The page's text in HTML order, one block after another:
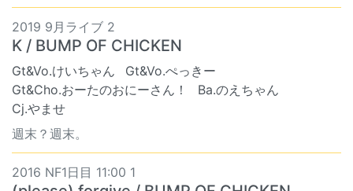
2019 9月ライブ 2
K / BUMP OF CHICKEN
Gt&Vo.けいちゃん
Gt&Vo.ぺっきー
Gt&Cho.おーたのおにーさん！
Ba.のえちゃん
Cj.やませ
週末？週末。
2016 NF1日目 11:00 1